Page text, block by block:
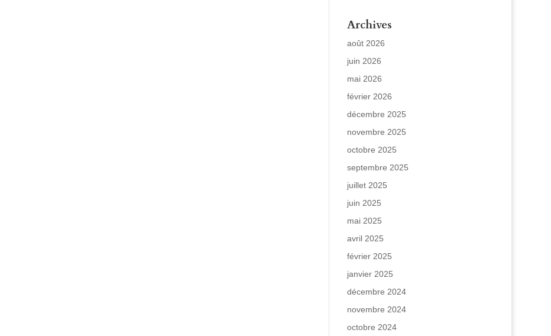
Archives
août 2026
juin 2026
mai 2026
février 2026
décembre 2025
novembre 2025
octobre 2025
septembre 2025
juillet 2025
juin 2025
mai 2025
avril 2025
février 2025
janvier 2025
décembre 2024
novembre 2024
octobre 2024